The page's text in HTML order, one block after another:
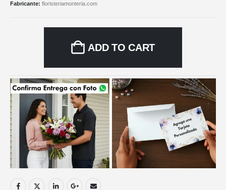
Fabricante: floristeriamonteria.com
ADD TO CART